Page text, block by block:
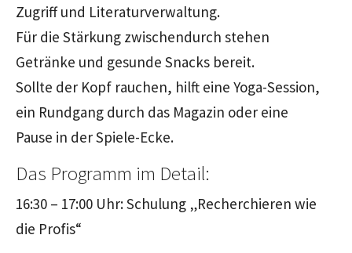
Zugriff und Literaturverwaltung.
Für die Stärkung zwischendurch stehen
Getränke und gesunde Snacks bereit.
Sollte der Kopf rauchen, hilft eine Yoga-Session,
ein Rundgang durch das Magazin oder eine
Pause in der Spiele-Ecke.
Das Programm im Detail:
16:30 – 17:00 Uhr: Schulung „Recherchieren wie
die Profis“